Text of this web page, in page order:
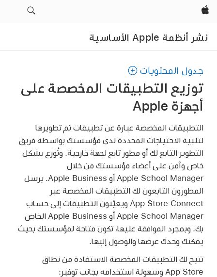
Apple‏
نشر أنظمة Apple الأساسية
جدول المحتويات
توزيع التطبيقات المخصصة على
أجهزة Apple
التطبيقات المخصصة عبارة عن تطبيقات تم تطويرها
لتلبية الاحتياجات المحددة لدى مؤسستك بواسطة فريق
التطوير التابع لك أو مطور تابع لجهة خارجية. وتُوزع بشكل
خاص وآمن على أعضاء مؤسستك من خلال
Apple School Manager أو Apple Business. يرسل
المطورون التابعون لك التطبيقات المخصصة عبر
App Store Connect ويعيّنون التطبيقات إلى حساب
Apple School Manager أو Apple Business الخاص
بك. وبمجرد الموافقة عليها، تكون متاحة لمؤسستك بحيث
يمكنك وحدك عرضها والوصول إليها.
تتيح لك التطبيقات المخصصة الاستفادة من نطاق
App Store وسهولة استخدامه بجانب توفير: